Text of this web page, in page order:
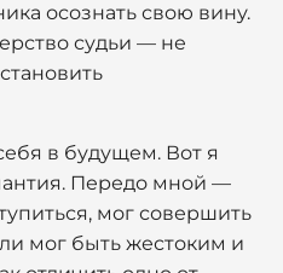
осознать свою вину.
судьи — не
в будущем. Вот я
Передо мной —
мог совершить
мог быть жестоким и